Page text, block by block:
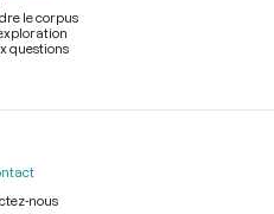
le corpus
questions
nous